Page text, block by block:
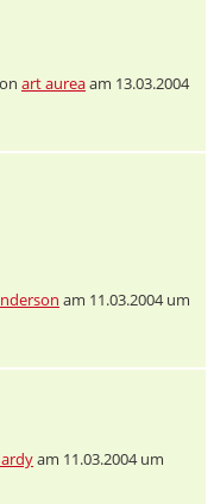
art aureaam 13.03.2004
am 11.03.2004 um
am 11.03.2004 um